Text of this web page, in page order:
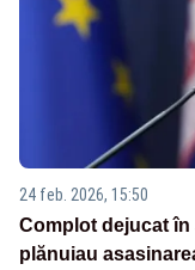
24 feb. 2026, 15:50
Complot dejucat
plănuiau